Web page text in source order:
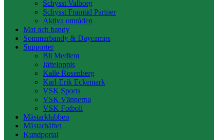
Schysst Valborg
Schysst Framtid Partner
Aktiva områden
Mat och bandy
Sommarbandy & Daycamps
Supporter
Bli Medlem
Jätteloppis
Kalle Rosenberg
Karl-Erik Eckemark
VSK Sports
VSK Vännerna
VSK Fotboll
Mästarklubben
Mästarhäftet
Kundportal